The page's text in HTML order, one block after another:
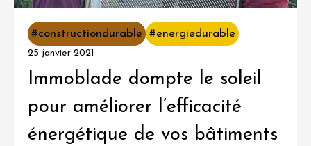
#constructiondurable #energiedurable
25 janvier 2021
Immoblade dompte le soleil
pour améliorer l’efficacité
énergétique de vos bâtiments